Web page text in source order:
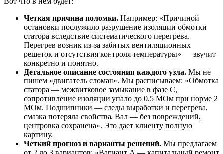
Четкая причина поломки. Например: «Причиной
остановки послужило разрушение изоляции обмотки
статора вследствие систематического перегрева.
Перегрев возник из-за забитых вентиляционных
решеток и отсутствия контроля температуры» — звучит
конкретно и понятно.
Детальное описание состояния каждого узла. Мы не
пишем «двигатель сломан». Мы расписываем: «Обмотка
статора — межвитковое замыкание в фазе С,
сопротивление изоляции упало до 0.5 МОм при норме 2
МОм. Подшипники — следы выработки и перегрева,
смазка потеряла свойства. Вал — без повреждений,
центровка сохранена». Это дает клиенту полную
картину.
Четкий прогноз и варианты решений. Мы предлагаем
от 2 до 3 вариантов: «Вариант А — капитальный ремонт